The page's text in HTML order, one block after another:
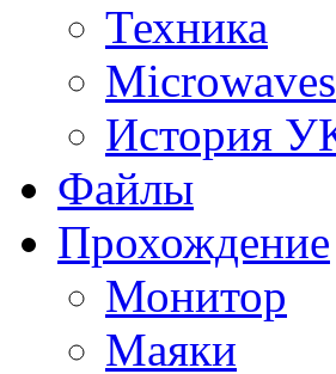
Техника
Microwaves
История
Файлы
Прохождение
Монитор
Маяки